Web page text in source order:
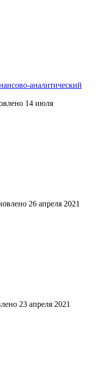
аналитический
14 июля
26 апреля 2021
23 апреля 2021